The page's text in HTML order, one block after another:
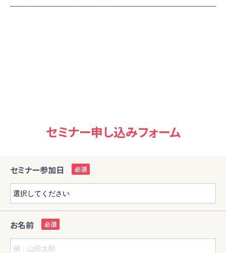
セミナー申し込みフォーム
セミナー参加日
お名前